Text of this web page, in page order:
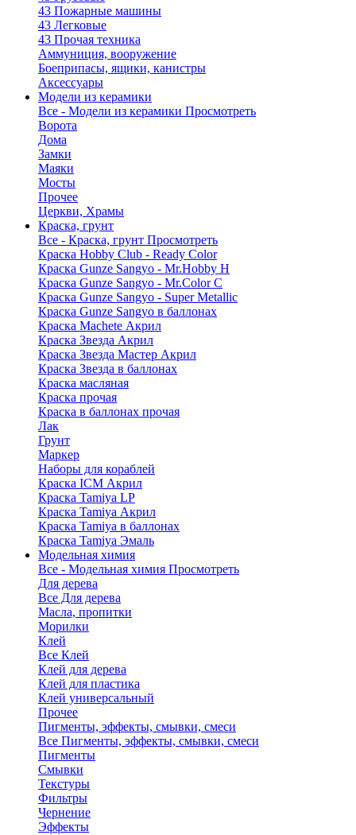
43 Пожарные машины
43 Легковые
43 Прочая техника
Аммуниция, вооружение
Боеприпасы, ящики, канистры
Аксессуары
Модели из керамики
Все - Модели из керамики Просмотреть
Ворота
Дома
Замки
Маяки
Мосты
Прочее
Церкви, Храмы
Краска, грунт
Все - Краска, грунт Просмотреть
Краска Hobby Club - Ready Color
Краска Gunze Sangyo - Mr.Hobby H
Краска Gunze Sangyo - Mr.Color C
Краска Gunze Sangyo - Super Metallic
Краска Gunze Sangyo в баллонах
Краска Machete Акрил
Краска Звезда Акрил
Краска Звезда Мастер Акрил
Краска Звезда в баллонах
Краска масляная
Краска прочая
Краска в баллонах прочая
Лак
Грунт
Маркер
Наборы для кораблей
Краска ICM Акрил
Краска Tamiya LP
Краска Tamiya Акрил
Краска Tamiya в баллонах
Краска Tamiya Эмаль
Модельная химия
Все - Модельная химия Просмотреть
Для дерева
Все Для дерева
Масла, пропитки
Морилки
Клей
Все Клей
Клей для дерева
Клей для пластика
Клей универсальный
Прочее
Пигменты, эффекты, смывки, смеси
Все Пигменты, эффекты, смывки, смеси
Пигменты
Смывки
Текстуры
Фильтры
Чернение
Эффекты